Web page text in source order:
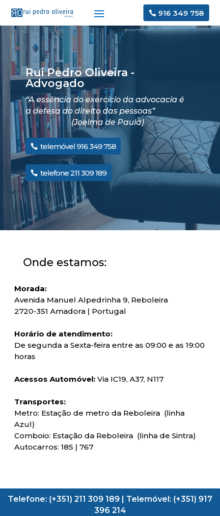
916 349 758
Rui Pedro Oliveira -
Advogado
“A essência do exercício da advocacia é
a defesa do direito das pessoas”
(Joelma de Paula)
telemóvel 916 349 758
telefone 211 309 189
Onde estamos:
Morada:
Avenida Manuel Alpedrinha 9, Reboleira
2720-351 Amadora | Portugal
Horário de atendimento:
De segunda a Sexta-feira entre as 09:00 e as 19:00
horas
Acessos Automóvel: Via IC19, A37, N117
Transportes:
Metro: Estação de metro da Reboleira (linha
Azul)
Comboio: Estação da Reboleira (linha de Sintra)
Autocarros: 185 | 767
Telefone: (+351) 211 309 189 | Telemóvel: (+351) 917
396 214